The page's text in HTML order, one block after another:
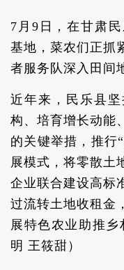
7月9日，在甘肃
基地，菜农们正抓
者服务队深入田间
近年来，民乐县
构、培育增长动能
的关键举措，推行
展模式，将零散土
企业联合建设高标
过流转土地收租金
展特色农业助推
明 王筱甜）